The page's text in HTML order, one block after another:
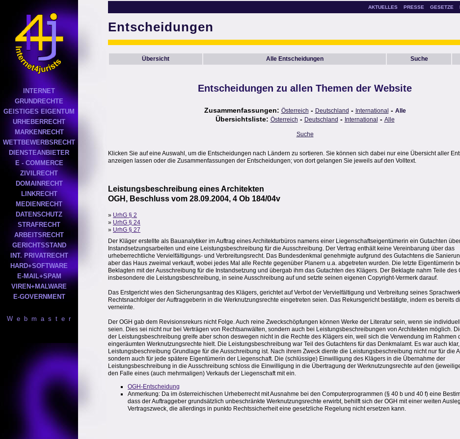
INTERNET
GRUNDRECHTE
GEISTIGES EIGENTUM
URHEBERRECHT
MARKENRECHT
WETTBEWERBSRECHT
DIENSTEANBIETER
E - COMMERCE
ZIVILRECHT
DOMAINRECHT
LINKRECHT
MEDIENRECHT
DATENSCHUTZ
STRAFRECHT
ARBEITSRECHT
GERICHTSSTAND
INT. PRIVATRECHT
HARD+SOFTWARE
E-MAIL+SPAM
VIREN+MALWARE
E-GOVERNMENT
W e b m a s t e r
AKTUELLES PRESSE GESETZE
Entscheidungen
Übersicht Alle Entscheidungen Suche
Entscheidungen zu allen Themen der Website
Zusammenfassungen: Österreich - Deutschland - International - Alle
Übersichtsliste: Österreich - Deutschland - International - Alle
Suche
Klicken Sie auf eine Auswahl, um die Entscheidungen nach Ländern zu sortieren. Sie können sich dabei nur eine Übersicht aller
anzeigen lassen oder die Zusammenfassungen der Entscheidungen; von dort gelangen Sie jeweils auf den Volltext.
Leistungsbeschreibung eines Architekten
OGH, Beschluss vom 28.09.2004, 4 Ob 184/04v
» UrhG § 2
» UrhG § 24
» UrhG § 27
Der Kläger erstellte als Bauanalytiker im Auftrag eines Architekturbüros namens einer Liegenschaftseigentümerin ein Gutachten
Instandsetzungsarbeiten und eine Leistungsbeschreibung für die Ausschreibung. Der Vertrag enthält keine Vereinbarung über das
urheberrechtliche Vervielfältigungs- und Verbreitungsrecht. Das Bundesdenkmal genehmigte aufgrund des Gutachtens die
aber das Haus zweimal verkauft, wobei jedes Mal alle Rechte gegenüber Planern u.a. abgetreten wurden. Die letzte Eigentümerin
Beklagten mit der Ausschreibung für die Instandsetzung und übergab ihm das Gutachten des Klägers. Der Beklagte nahm Teile des
insbesondere die Leistungsbeschreibung, in seine Ausschreibung auf und setzte seinen eigenen Copyright-Vermerk darauf.
Das Erstgericht wies den Sicherungsantrag des Klägers, gerichtet auf Verbot der Vervielfältigung und Verbreitung seines
Rechtsnachfolger der Auftraggeberin in die Werknutzungsrechte eingetreten seien. Das Rekursgericht bestätigte, indem es bereits
verneinte.
Der OGH gab dem Revisionsrekurs nicht Folge. Auch reine Zweckschöpfungen können Werke der Literatur sein, wenn sie
seien. Dies sei nicht nur bei Verträgen von Rechtsanwälten, sondern auch bei Leistungsbeschreibungen von Architekten möglich.
der Leistungsbeschreibung greife aber schon deswegen nicht in die Rechte des Klägers ein, weil sich die Verwendung im Rahmen
eingeräumten Werknutzungsrechte hielt. Die Leistungsbeschreibung war Teil des Gutachtens für das Denkmalamt. Es war auch
Leistungsbeschreibung Grundlage für die Ausschreibung ist. Nach ihrem Zweck diente die Leistungsbeschreibung nicht nur für die
sondern auch für jede spätere Eigentümerin der Liegenschaft. Die (schlüssige) Einwilligung des Klägers in die Übernahme der
Leistungsbeschreibung in die Ausschreibung schloss die Einwilligung in die Übertragung der Werknutzungsrechte auf den
den Falle eines (auch mehrmaligen) Verkaufs der Liegenschaft mit ein.
OGH-Entscheidung
Anmerkung: Da im österreichischen Urheberrecht mit Ausnahme bei den Computerprogrammen (§ 40 b und 40 f) eine
dass der Auftraggeber grundsätzlich unbeschränkte Werknutzungsrechte erwirbt, behilft sich der OGH mit einer weiten
Vertragszweck, die allerdings in punkto Rechtssicherheit eine gesetzliche Regelung nicht ersetzen kann.